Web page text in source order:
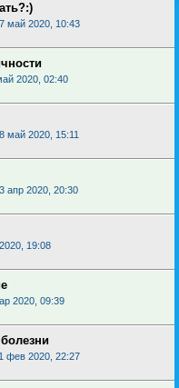
май 2020, 10:43
2020, 02:40
май 2020, 15:11
апр 2020, 20:30
19:08
2020, 09:39
фев 2020, 22:27